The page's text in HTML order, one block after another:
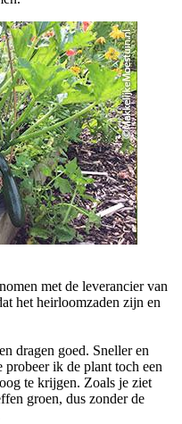
met de leverancier van
het heirloomzaden zijn en
dragen goed. Sneller en
ik de plant toch een
te krijgen. Zoals je ziet
groen, dus zonder de